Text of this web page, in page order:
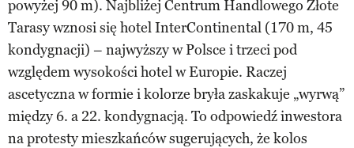
powyżej 90 m). Najbliżej Centrum Handlowego Złote
Tarasy wznosi się hotel InterContinental (170 m, 45
kondygnacji) – najwyższy w Polsce i trzeci pod
względem wysokości hotel w Europie. Raczej
ascetyczna w formie i kolorze bryła zaskakuje „wyrwą”
między 6. a 22. kondygnacją. To odpowiedź inwestora
na protesty mieszkańców sugerujących, że kolos